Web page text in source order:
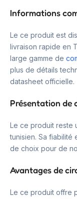
Informations
Le ce produit est
livraison rapide en
large gamme de
plus de détails
datasheet officielle.
Présentation de
Le ce produit reste
tunisien. Sa fiabilité
de choix pour de
Avantages de
Le ce produit offre